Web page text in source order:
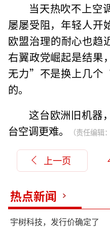
当天热吹不上空
屡屡受阻，年轻人开
欧盟治理的耐心也
右翼政党崛起是结
无力”不是换上几个
的。
这台欧洲旧机器
台空调更难。
（责任编辑
上一页
热点新闻
宇树科技，发行价确定了